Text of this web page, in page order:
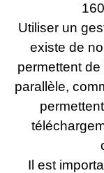
Utiliser un
existe de
permettent
parallèle,
Il est